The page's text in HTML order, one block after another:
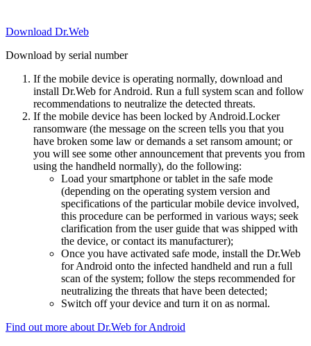
Download Dr.Web
Download by serial number
If the mobile device is operating normally, download and
install Dr.Web for Android. Run a full system scan and follow
recommendations to neutralize the detected threats.
If the mobile device has been locked by Android.Locker
ransomware (the message on the screen tells you that you
have broken some law or demands a set ransom amount; or
you will see some other announcement that prevents you from
using the handheld normally), do the following:
Load your smartphone or tablet in the safe mode
(depending on the operating system version and
specifications of the particular mobile device involved,
this procedure can be performed in various ways; seek
clarification from the user guide that was shipped with
the device, or contact its manufacturer);
Once you have activated safe mode, install the Dr.Web
for Android onto the infected handheld and run a full
scan of the system; follow the steps recommended for
neutralizing the threats that have been detected;
Switch off your device and turn it on as normal.
Find out more about Dr.Web for Android